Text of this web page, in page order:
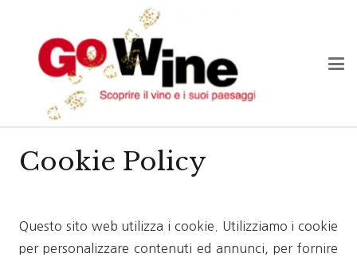
Cookie Policy
Questo sito web utilizza i cookie. Utilizziamo i cookie
per personalizzare contenuti ed annunci, per fornire